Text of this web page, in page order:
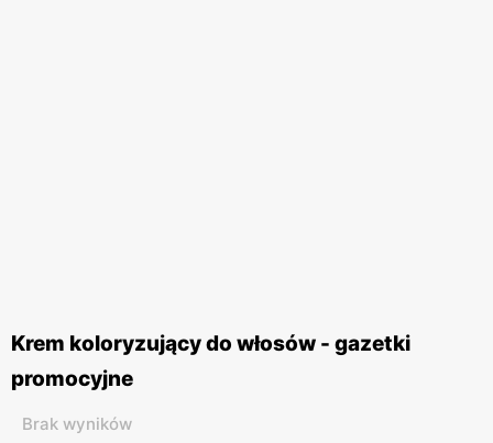
Krem koloryzujący do włosów - gazetki
promocyjne
Brak wyników